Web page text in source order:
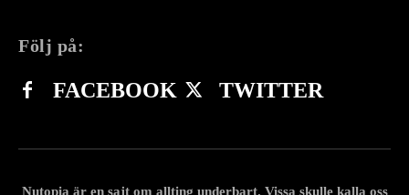
Följ på:
FACEBOOK TWITTER
Nutopia är en sajt om allting underbart. Vissa skulle kalla oss